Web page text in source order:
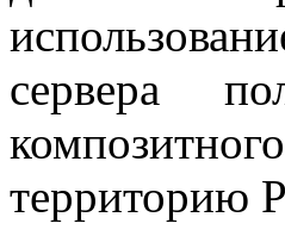
сервера
территорию